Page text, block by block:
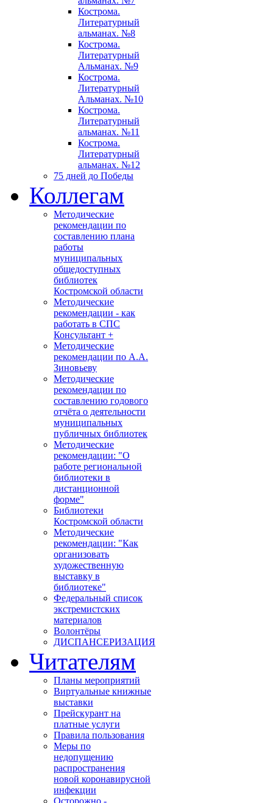
Кострома.
Литературный
альманах. №8
Кострома.
Литературный
Альманах. №9
Кострома.
Литературный
Альманах. №10
Кострома.
Литературный
альманах. №11
Кострома.
Литературный
альманах. №12
75 дней до Победы
Коллегам
Методические
рекомендации по
составлению плана
работы
муниципальных
общедоступных
библиотек
Костромской области
Методические
рекомендации - как
работать в СПС
Консультант +
Методические
рекомендации по А.А.
Зиновьеву
Методические
рекомендации по
составлению годового
отчёта о деятельности
муниципальных
публичных библиотек
Методические
рекомендации: "О
работе региональной
библиотеки в
дистанционной
форме"
Библиотеки
Костромской области
Методические
рекомендации: "Как
организовать
художественную
выставку в
библиотеке"
Федеральный список
экстремистских
материалов
Волонтёры
ДИСПАНСЕРИЗАЦИЯ
Читателям
Планы мероприятий
Виртуальные книжные
выставки
Прейскурант на
платные услуги
Правила пользования
Меры по
недопущению
распространения
новой коронавирусной
инфекции
Осторожно -